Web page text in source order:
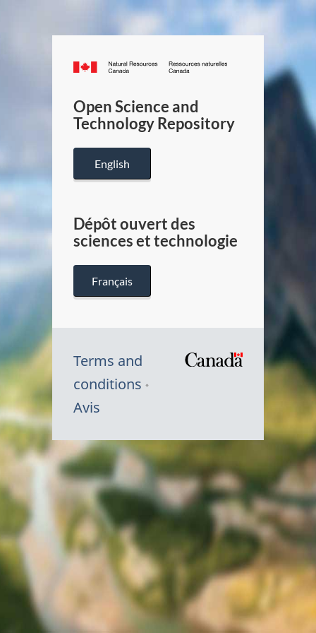
Canada.ca
/
Canada
Open Science and
Technology Repository
English
Dépôt ouvert des
sciences et technologie
Français
Terms and
conditions
Avis
Canada